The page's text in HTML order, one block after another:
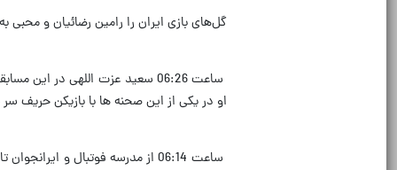
گل‌های بازی ایران را رامین رضائیان و محبی
ساعت 06:26 سعید عزت اللهی در
او در یکی از این صحنه ها با بازیکن حریف
ساعت 06:14 از مدرسه فوتبال و